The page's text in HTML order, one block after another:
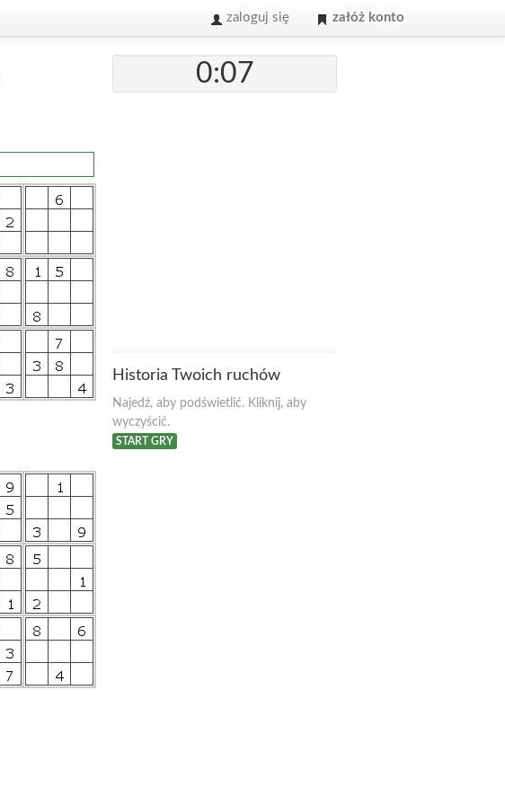
zaloguj się załóż konto
0:07
Historia Twoich ruchów
Najedź, aby podświetlić. Kliknij, aby
wyczyścić.
START GRY